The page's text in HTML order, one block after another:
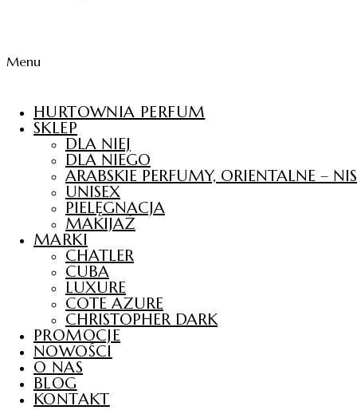
Menu
HURTOWNIA PERFUM
SKLEP
DLA NIEJ
DLA NIEGO
ARABSKIE PERFUMY, ORIENTALNE –
UNISEX
PIELĘGNACJA
MAKIJAŻ
MARKI
CHATLER
CUBA
LUXURE
COTE AZURE
CHRISTOPHER DARK
PROMOCJE
NOWOŚCI
O NAS
BLOG
KONTAKT